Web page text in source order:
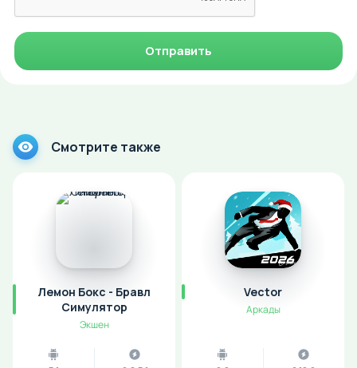
Отправить
Смотрите также
Лемон Бокс - Бравл
Симулятор
Экшен
Vector
Аркады